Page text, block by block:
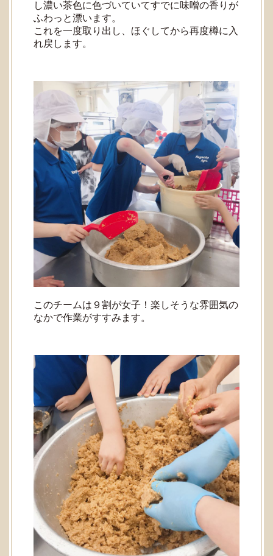
し濃い茶色に色づいていてすでに味噌の香りが
ふわっと漂います。
これを一度取り出し、ほぐしてから再度樽に入
れ戻します。
このチームは９割が女子！楽しそうな雰囲気の
なかで作業がすすみます。